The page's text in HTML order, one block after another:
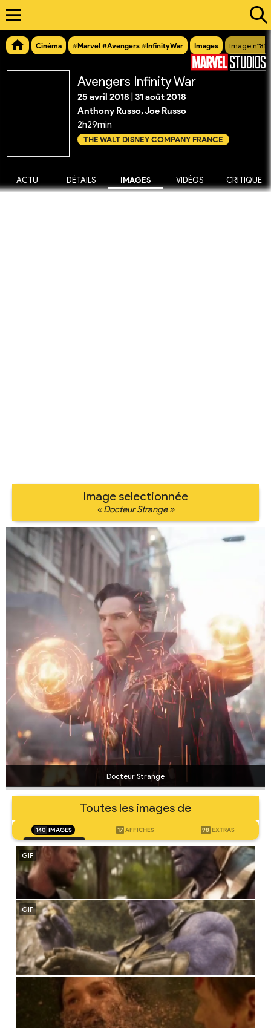
Cinéma #Marvel #Avengers #InfinityWar Images Image
Avengers Infinity War
25 avril 2018 31 août 2018
Anthony Russo, Joe Russo
2h29min
THE WALT DISNEY COMPANY FRANCE
ACTU DÉTAILS IMAGES VIDÉOS CRITIQUE
Image selectionnée
« Docteur Strange »
Docteur Strange
Toutes les images de
140 IMAGES 17 AFFICHES 98 EXTRAS